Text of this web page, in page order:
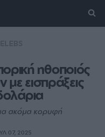
ηθοποιός
εισπράξεις
ακόμα κορυφή
07, 2025